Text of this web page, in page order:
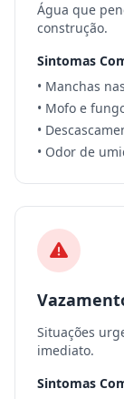
Água que
construção.
Sintomas
• Manchas
• Mofo e
•
• Odor de
Situações
imediato.
Sintomas